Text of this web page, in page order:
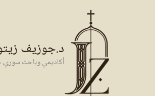
د.جوزيف
أكاديمي وباحث